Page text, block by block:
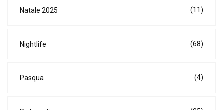
Natale 2025 (11)
Nightlife (68)
Pasqua (4)